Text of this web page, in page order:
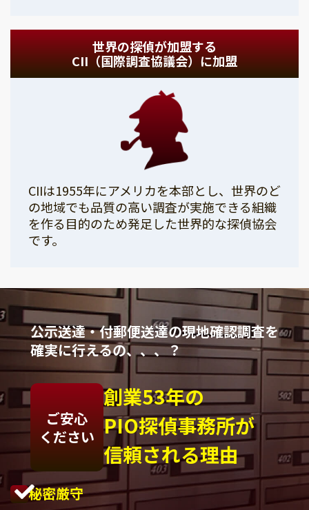
世界の探偵が加盟する
CII（国際調査協議会）に加盟
CIIは1955年にアメリカを本部とし、世界のど
の地域でも品質の高い調査が実施できる組織
を作る目的のため発足した世界的な探偵協会
です。
公示送達・付郵便送達の現地確認調査を
確実に行えるの、、、？
ご安心
ください
創業53年の
PIO探偵事務所が
信頼される理由
秘密厳守